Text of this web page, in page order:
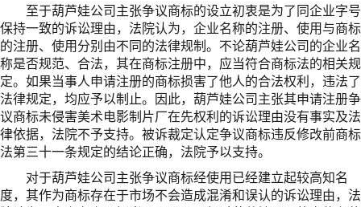
至于葫芦娃公司主张争议商标的设立初衷是为了同企业字号
保持一致的诉讼理由，法院认为，企业名称的注册、使用与商标
的注册、使用分别由不同的法律规制。不论葫芦娃公司的企业名
称是否规范、合法，其在商标注册中，应当符合商标法的相关规
定。如果当事人申请注册的商标损害了他人的合法权利，违法了
法律规定，均应予以制止。因此，葫芦娃公司主张其申请注册争
议商标未侵害美术电影制片厂在先权利的诉讼理由没有事实及法
律依据，法院不予支持。被诉裁定认定争议商标违反修改前商标
法第三十一条规定的结论正确，法院予以支持。
对于葫芦娃公司主张争议商标经使用已经建立起较高知名
度，其作为商标存在于市场不会造成混淆和误认的诉讼理由，法